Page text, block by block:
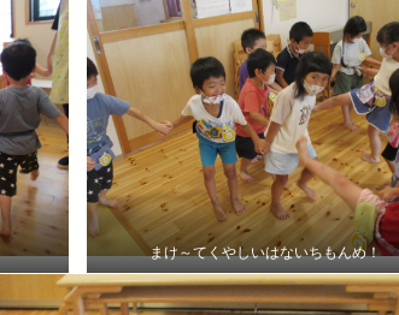
まけ～てくやしいはないちもんめ！